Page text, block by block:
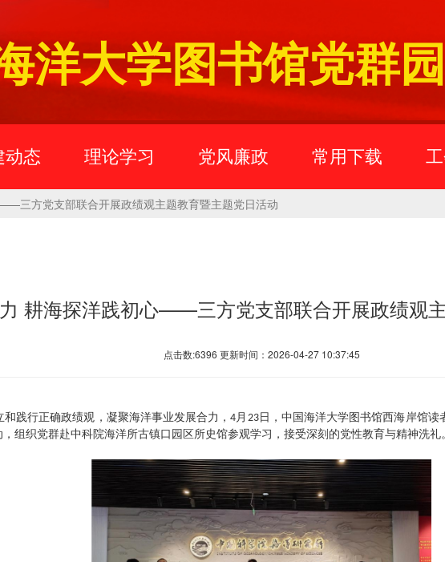
洋大学图书馆党群
动态 理论学习 党风廉政 常用下载
三方党支部联合开展政绩观主题教育暨主题党日活动
耕海探洋践初心——三方党支部联合开展政绩观
点击数:6396 更新时间：2026-04-27 10:37:45
践行正确政绩观，凝聚海洋事业发展合力，4月 23日，中国海洋大学图书馆西海岸馆
组织党群赴中科院海洋所古镇口园区所史馆参观学习，接受深刻的党性教育与精神洗礼